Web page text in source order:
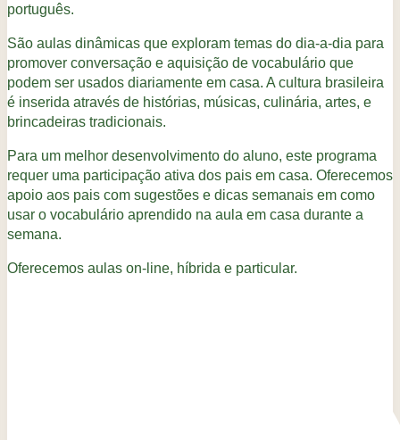
português.
São aulas dinâmicas que exploram temas do dia-a-dia para
promover conversação e aquisição de vocabulário que
podem ser usados diariamente em casa. A cultura brasileira
é inserida através de histórias, músicas, culinária, artes, e
brincadeiras tradicionais.
Para um melhor desenvolvimento do aluno, este programa
requer uma participação ativa dos pais em casa. Oferecemos
apoio aos pais com sugestões e dicas semanais em como
usar o vocabulário aprendido na aula em casa durante a
semana.
Oferecemos aulas on-line, híbrida e particular.